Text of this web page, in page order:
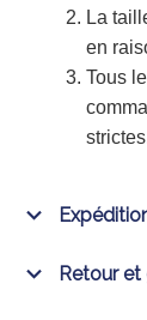
La
en
Tous
Retour et